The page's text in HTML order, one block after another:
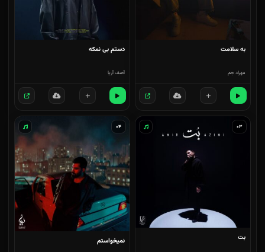
به سلامت
مهراد جم
دستم بی نمکه
آصف آریا
۰۳
بت
۰۴
نمیخواستم